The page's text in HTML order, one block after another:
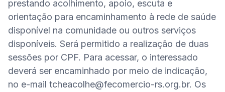
prestando acolhimento, apoio, escuta e
orientação para encaminhamento à rede de saúde
disponível na comunidade ou outros serviços
disponíveis. Será permitido a realização de duas
sessões por CPF. Para acessar, o interessado
deverá ser encaminhado por meio de indicação,
no e-mail tcheacolhe@fecomercio-rs.org.br. Os